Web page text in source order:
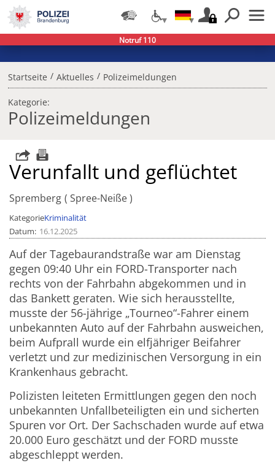
Startseite / Aktuelles / Polizeimeldungen
Kategorie:
Polizeimeldungen
Verunfallt und geflüchtet
Spremberg Spree-Neiße
KategorieKriminalität
Datum 16.12.2025
Auf der Tagebaurandstraße war am Dienstag
gegen 09:40 Uhr ein FORD-Transporter nach
rechts von der Fahrbahn abgekommen und in
das Bankett geraten. Wie sich herausstellte,
musste der 56-jährige „Tourneo“-Fahrer einem
unbekannten Auto auf der Fahrbahn ausweichen,
beim Aufprall wurde ein elfjähriger Beifahrer
verletzt und zur medizinischen Versorgung in ein
Krankenhaus gebracht.
Polizisten leiteten Ermittlungen gegen den noch
unbekannten Unfallbeteiligten ein und sicherten
Spuren vor Ort. Der Sachschaden wurde auf etwa
20.000 Euro geschätzt und der FORD musste
abgeschleppt werden.
Notruf 110